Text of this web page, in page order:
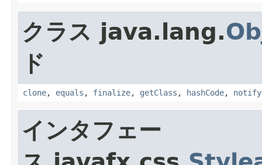
クラス java.lang.
ド
clone, equals , finalize, getClass , hashCode, notify
インタフェー